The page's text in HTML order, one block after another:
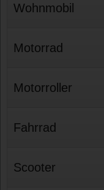
Wohnmobil
Motorrad
Motorroller
Fahrrad
Scooter